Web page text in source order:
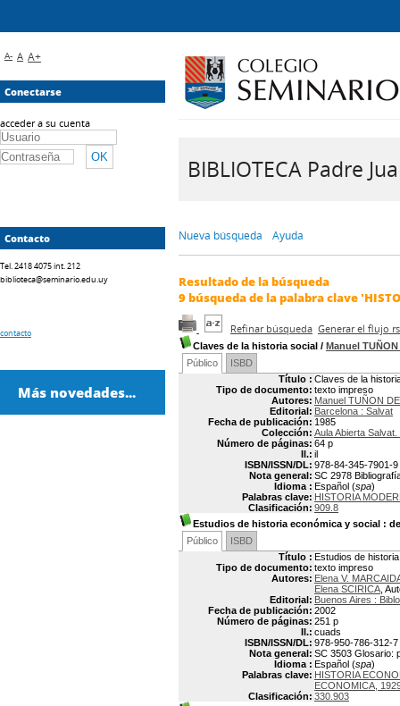
BIBLIOTECA Padre
Nueva búsqueda Ayuda
Resultado de la búsqueda
9búsqueda de la palabra clave
Refinar búsqueda Generar el flujo
Claves de la historia social / Manuel
Público
ISBD
Título : Claves de la
Tipo de documento: texto impreso
Autores: Manuel TUÑON
Editorial: Barcelona : Salvat
Fecha de publicación: 1985
Colección: Aula Abierta
Número de páginas: 64 p
Il.: il
ISBN/ISSN/DL: 978-84-345-7901-9
Nota general: SC 2978
Idioma : Español (spa)
Palabras clave: HISTORIA
Clasificación: 909.8
Estudios de historia económica y social :
Público
ISBD
Título : Estudios de
Tipo de documento: texto impreso
Autores: Elena V.
Elena SCIRICA ,
Editorial: Buenos Aires :
Fecha de publicación: 2002
Número de páginas: 251 p
Il.: cuads
ISBN/ISSN/DL: 978-950-786-312-7
Nota general: SC 3503 Glosario:
Idioma : Español (spa)
Palabras clave: HISTORIA
ECONOMICA,
Clasificación: 330.903
A- A A+
Conectarse
acceder a su cuenta
Contacto
Tel. 2418 4075 int. 212
biblioteca@seminario.edu.uy
contacto
Más novedades...